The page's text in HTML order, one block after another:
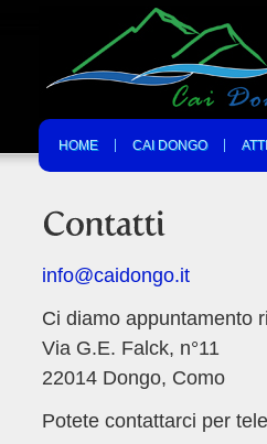
HOME CAI DONGO
info@caidongo.it
Ci diamo appuntamento
Via G.E. Falck, n°11
22014 Dongo, Como
Potete contattarci per